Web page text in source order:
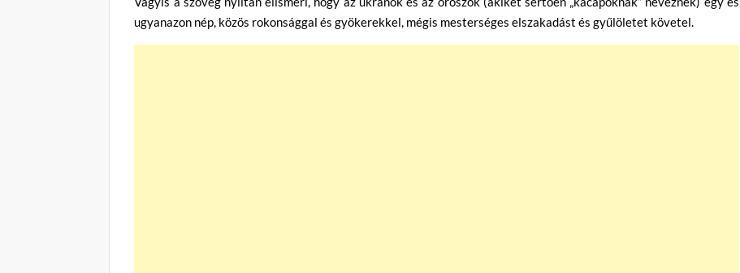
ugyanazon nép, közös rokonsággal és gyökerekkel, mégis mesterséges elszakadást és gyűlöletet követel.